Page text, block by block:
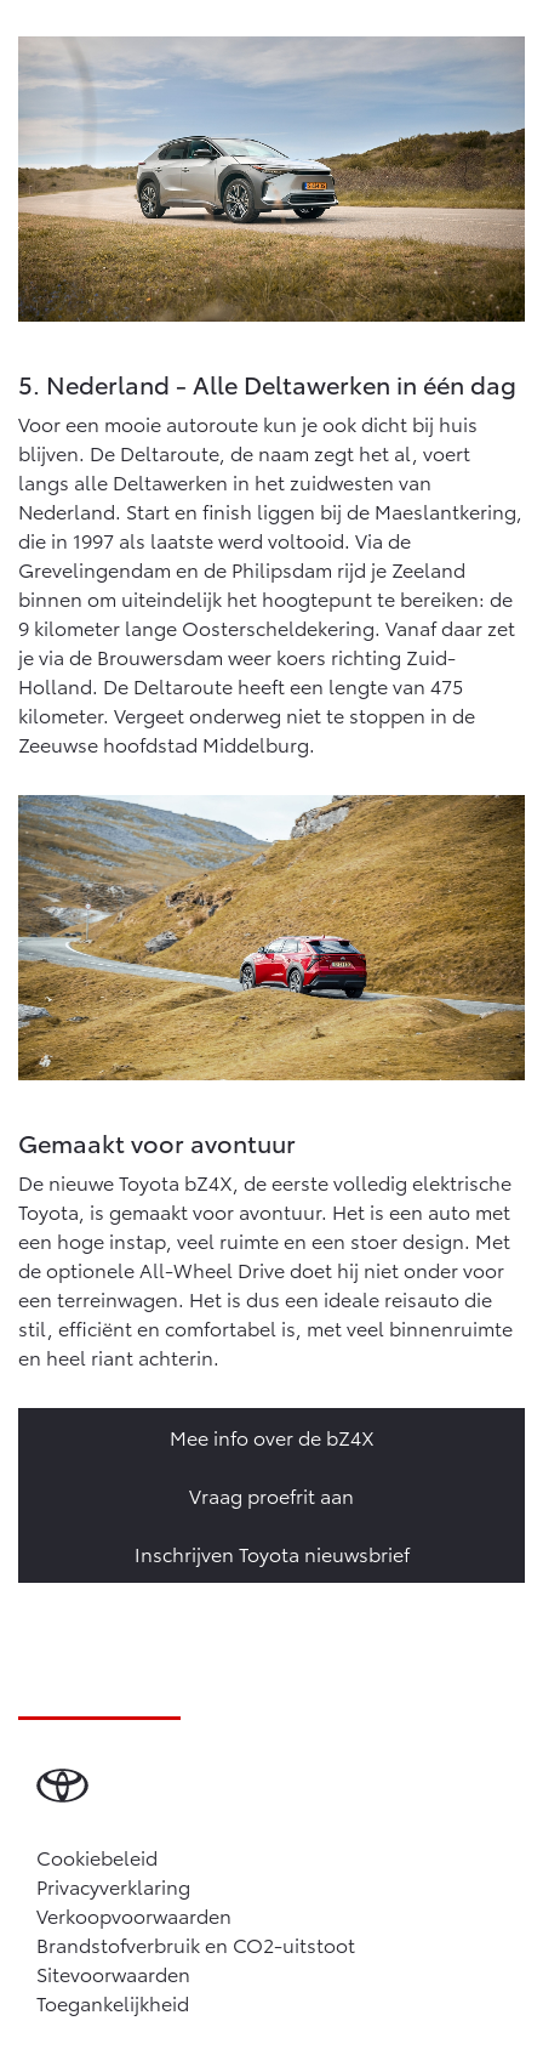
5. Nederland - Alle Deltawerken in één dag
Voor een mooie autoroute kun je ook dicht bij huis
blijven. De Deltaroute, de naam zegt het al, voert
langs alle Deltawerken in het zuidwesten van
Nederland. Start en finish liggen bij de Maeslantkering,
die in 1997 als laatste werd voltooid. Via de
Grevelingendam en de Philipsdam rijd je Zeeland
binnen om uiteindelijk het hoogtepunt te bereiken: de
9 kilometer lange Oosterscheldekering. Vanaf daar zet
je via de Brouwersdam weer koers richting Zuid-
Holland. De Deltaroute heeft een lengte van 475
kilometer. Vergeet onderweg niet te stoppen in de
Zeeuwse hoofdstad Middelburg.
Gemaakt voor avontuur
De nieuwe Toyota bZ4X, de eerste volledig elektrische
Toyota, is gemaakt voor avontuur. Het is een auto met
een hoge instap, veel ruimte en een stoer design. Met
de optionele All-Wheel Drive doet hij niet onder voor
een terreinwagen. Het is dus een ideale reisauto die
stil, efficiënt en comfortabel is, met veel binnenruimte
en heel riant achterin.
Mee info over de bZ4X
Vraag proefrit aan
Inschrijven Toyota nieuwsbrief
Cookiebeleid
Privacyverklaring
Verkoopvoorwaarden
Brandstofverbruik en CO2-uitstoot
Sitevoorwaarden
Toegankelijkheid